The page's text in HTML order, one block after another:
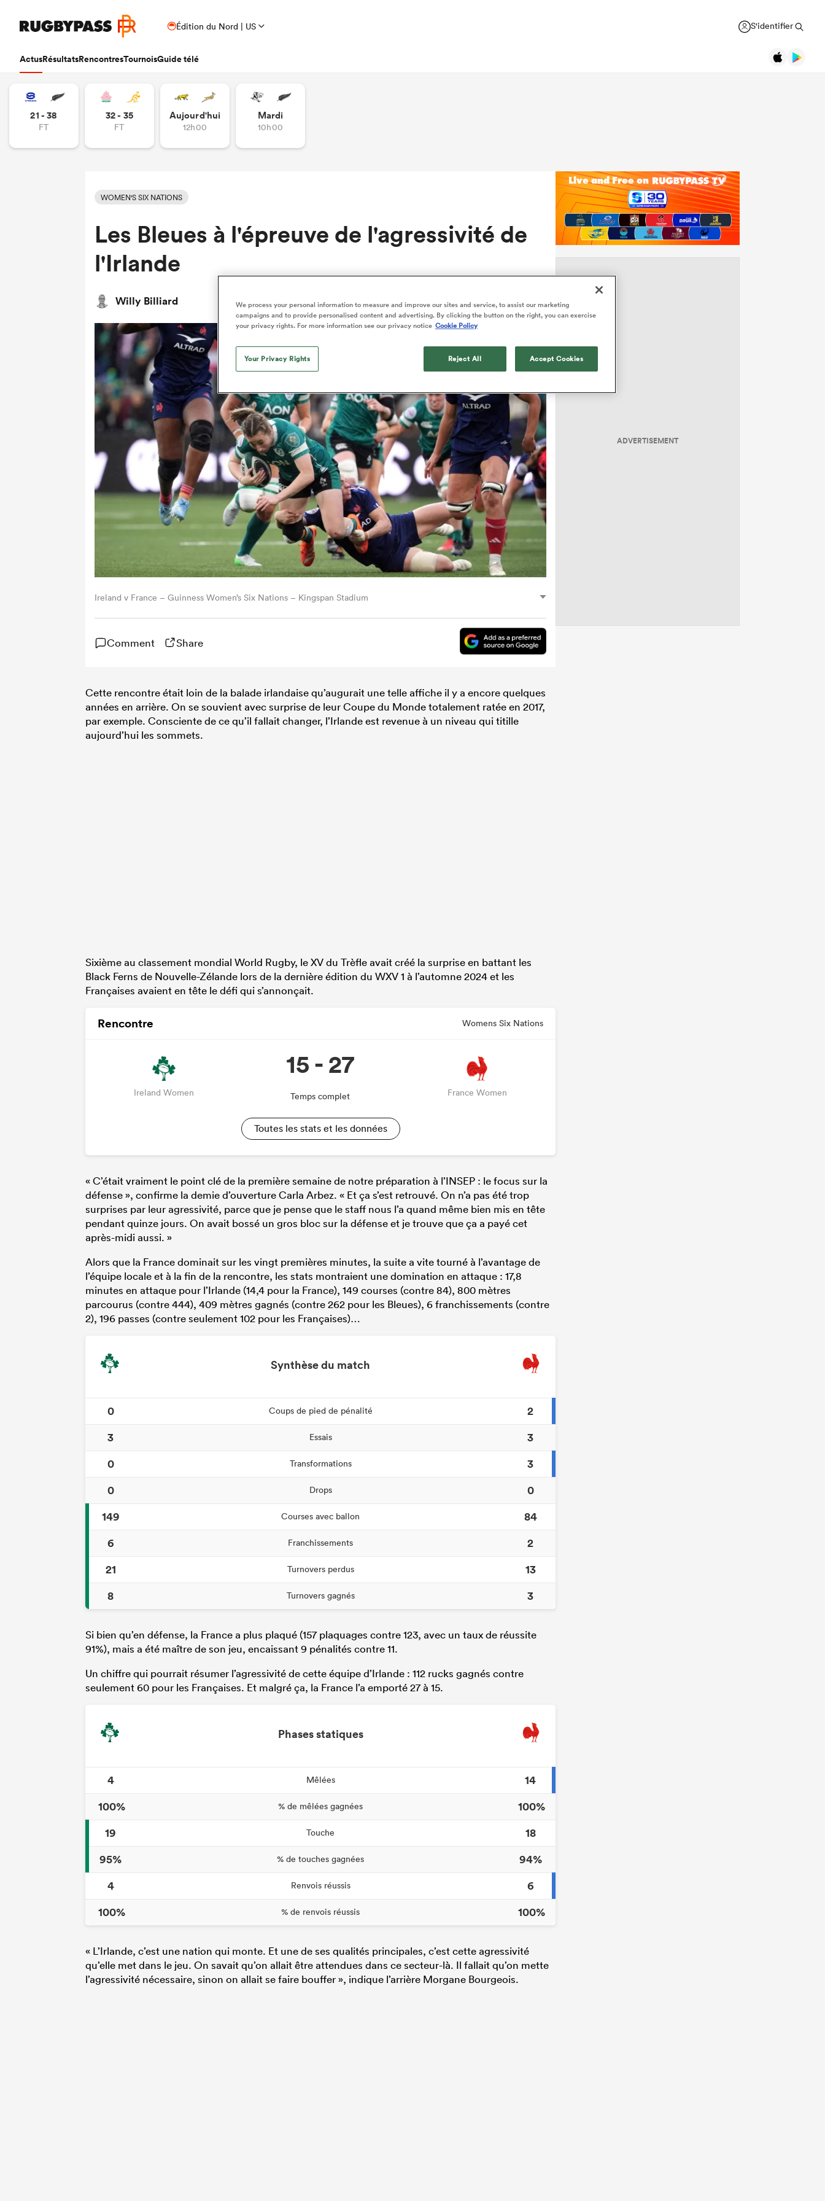
Édition du Nord | US S'identifier
ActusRésultatsRencontresTournoisGuide télé
21 - 38
FT
32 - 35
FT
Aujourd'hui
12h00
Mardi
10h00
WOMEN'S SIX NATIONS
Les Bleues à l'épreuve de l'agressivité de
l'Irlande
Willy Billiard Published: 23 Mars 2025 02:33 PDT
Ireland v France – Guinness Women’s Six Nations – Kingspan Stadium
Comment Share
Cette rencontre était loin de la balade irlandaise qu’augurait une telle affiche il y a encore quelques
années en arrière. On se souvient avec surprise de leur Coupe du Monde totalement ratée en 2017,
par exemple. Consciente de ce qu’il fallait changer, l’Irlande est revenue à un niveau qui titille
aujourd’hui les sommets.
Sixième au classement mondial World Rugby, le XV du Trèfle avait créé la surprise en battant les
Black Ferns de Nouvelle-Zélande lors de la dernière édition du WXV 1 à l’automne 2024 et les
Françaises avaient en tête le défi qui s’annonçait.
Rencontre Womens Six Nations
Ireland Women
15 - 27
Temps complet France Women
Toutes les stats et les données
« C’était vraiment le point clé de la première semaine de notre préparation à l’INSEP : le focus sur la
défense », confirme la demie d’ouverture Carla Arbez. « Et ça s’est retrouvé. On n’a pas été trop
surprises par leur agressivité, parce que je pense que le staff nous l’a quand même bien mis en tête
pendant quinze jours. On avait bossé un gros bloc sur la défense et je trouve que ça a payé cet
après-midi aussi. »
Alors que la France dominait sur les vingt premières minutes, la suite a vite tourné à l’avantage de
l’équipe locale et à la fin de la rencontre, les stats montraient une domination en attaque : 17,8
minutes en attaque pour l’Irlande (14,4 pour la France), 149 courses (contre 84), 800 mètres
parcourus (contre 444), 409 mètres gagnés (contre 262 pour les Bleues), 6 franchissements (contre
2), 196 passes (contre seulement 102 pour les Françaises)…
Synthèse du match
0 Coups de pied de pénalité
2
3
Essais
3
0
Transformations
3
0
Drops
0
149
Courses avec ballon
84
6
Franchissements
2
21
Turnovers perdus
13
8
Turnovers gagnés 3
Si bien qu’en défense, la France a plus plaqué (157 plaquages contre 123, avec un taux de réussite
91%), mais a été maître de son jeu, encaissant 9 pénalités contre 11.
Un chiffre qui pourrait résumer l’agressivité de cette équipe d’Irlande : 112 rucks gagnés contre
seulement 60 pour les Françaises. Et malgré ça, la France l’a emporté 27 à 15.
Phases statiques
4 Mêlées
14
100%
% de mêlées gagnées
100%
19
Touche
18
95%
% de touches gagnées
94%
4
Renvois réussis
6
100%
% de renvois réussis 100%
« L’Irlande, c’est une nation qui monte. Et une de ses qualités principales, c’est cette agressivité
qu’elle met dans le jeu. On savait qu’on allait être attendues dans ce secteur-là. Il fallait qu’on mette
l’agressivité nécessaire, sinon on allait se faire bouffer », indique l’arrière Morgane Bourgeois.
ADVERTISEMENT
We process your personal information to measure and improve our sites and service, to assist our marketing
campaigns and to provide personalised content and advertising. By clicking the button on the right, you can exercise
your privacy rights. For more information see our privacy notice Cookie Policy
Your Privacy Rights Reject All Accept Cookies